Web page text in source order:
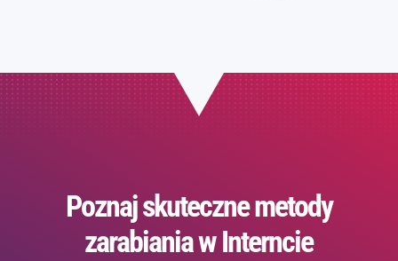
Poznaj skuteczne metody
zarabiania w Interncie